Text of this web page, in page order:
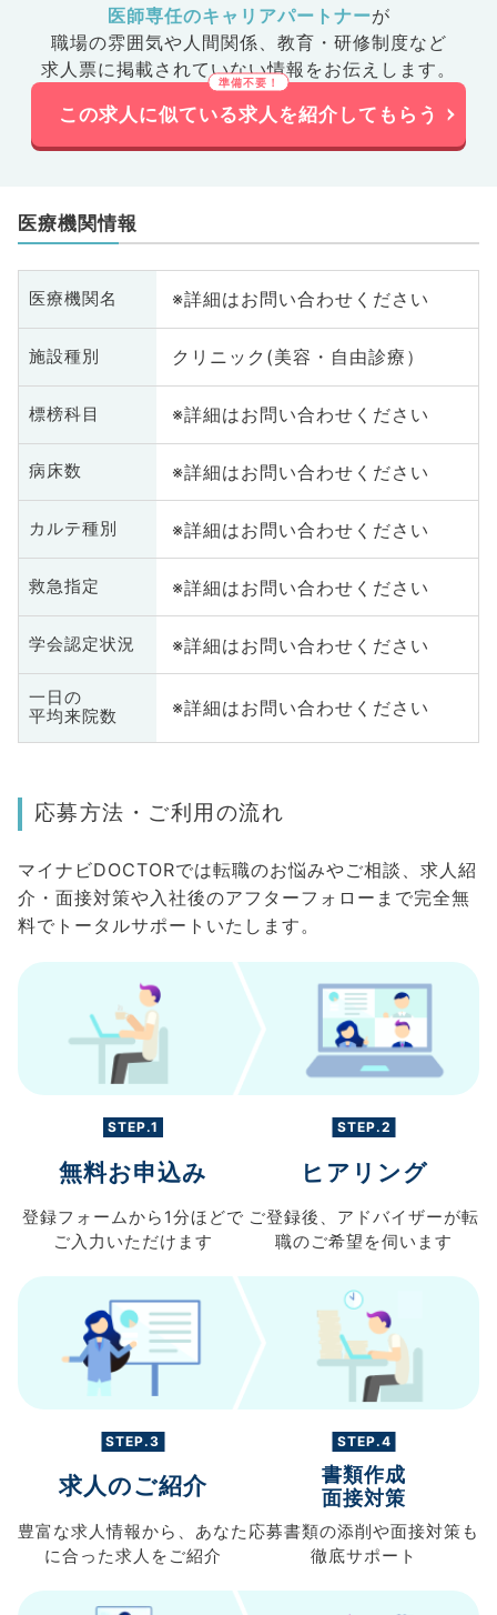
医師専任のキャリアパートナーが
職場の雰囲気や人間関係、 教育・研修制度など
求人票に掲載されていない情報をお伝えします。
この求人に似ている求人を紹介してもらう
医療機関情報
医療機関名 ※詳細はお問い合わせください
施設種別 クリニック(美容・自由診療）
標榜科目 ※詳細はお問い合わせください
病床数 ※詳細はお問い合わせください
カルテ種別 ※詳細はお問い合わせください
救急指定 ※詳細はお問い合わせください
学会認定状況 ※詳細はお問い合わせください
一日の
平均来院数
※詳細はお問い合わせください
応募方法・ご利用の流れ
マイナビDOCTORでは転職のお悩みやご相談、求人紹
介・面接対策や入社後のアフターフォローまで完全無
料でトータルサポートいたします。
STEP.1
無料お申込み
登録フォームから 1分ほどで
ご入力 いただけます
STEP.2
ヒアリング
ご登録後、 アドバイザーが転
職のご希望を伺います
STEP.3
求人のご紹介
豊富な求人情報から、 あなた
に合った求人を ご紹介
STEP.4
書類作成
面接対策
応募書類の添削や面接対策も
徹底サポート